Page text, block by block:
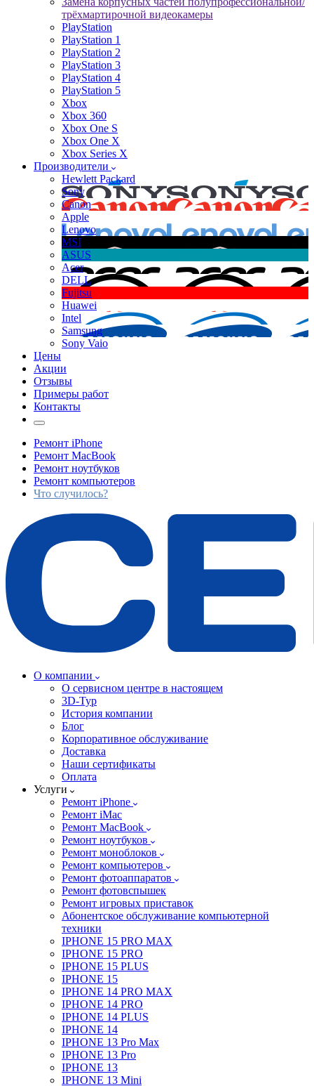
трёхмартирочной видеокамеры
PlayStation
PlayStation 1
PlayStation 2
PlayStation 3
PlayStation 4
PlayStation 5
Xbox
Xbox 360
Xbox One S
Xbox One X
Xbox Series X
Производители
Hewlett Packard
Sony
Canon
Apple
Lenovo
MSI
ASUS
Acer
DELL
Fujitsu
Huawei
Intel
Samsung
Sony Vaio
Цены
Акции
Отзывы
Примеры работ
Контакты
Ремонт iPhone
Ремонт MacBook
Ремонт ноутбуков
Ремонт компьютеров
Что случилось?
О компании
О сервисном центре в настоящем
3D-Тур
История компании
Блог
Корпоративное обслуживание
Доставка
Наши сертификаты
Оплата
Услуги
Ремонт iPhone
Ремонт iMac
Ремонт MacBook
Ремонт ноутбуков
Ремонт моноблоков
Ремонт компьютеров
Ремонт фотоаппаратов
Ремонт фотовспышек
Ремонт игровых приставок
Абонентское обслуживание компьютерной
техники
IPHONE 15 PRO MAX
IPHONE 15 PRO
IPHONE 15 PLUS
IPHONE 15
IPHONE 14 PRO MAX
IPHONE 14 PRO
IPHONE 14 PLUS
IPHONE 14
IPHONE 13 Pro Max
IPHONE 13 Pro
IPHONE 13
IPHONE 13 Mini